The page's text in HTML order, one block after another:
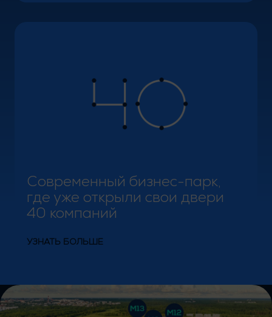
Современный бизнес-парк,
где уже открыли свои двери
40 компаний
УЗНАТЬ БОЛЬШЕ